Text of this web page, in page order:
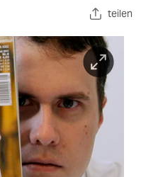
teilen